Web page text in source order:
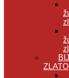
ZLATO